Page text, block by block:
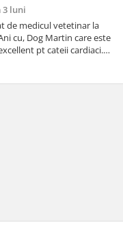
3 luni
de medicul vetetinar la
Dog Martin care este
pt cateii cardiaci.